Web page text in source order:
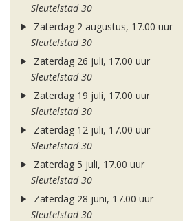
Sleutelstad 30
Zaterdag 2 augustus, 17.00 uur
Sleutelstad 30
Zaterdag 26 juli, 17.00 uur
Sleutelstad 30
Zaterdag 19 juli, 17.00 uur
Sleutelstad 30
Zaterdag 12 juli, 17.00 uur
Sleutelstad 30
Zaterdag 5 juli, 17.00 uur
Sleutelstad 30
Zaterdag 28 juni, 17.00 uur
Sleutelstad 30